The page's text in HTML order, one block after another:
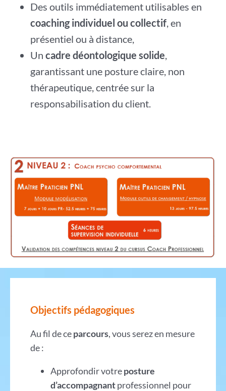
Des outils immédiatement utilisables en
coaching individuel ou collectif, en
présentiel ou à distance,
Un cadre déontologique solide,
garantissant une posture claire, non
thérapeutique, centrée sur la
responsabilisation du client.
Objectifs pédagogiques
Au fil de ceparcours, vous serez en mesure
de :
Approfondir votreposture
d’accompagnantprofessionnel pour